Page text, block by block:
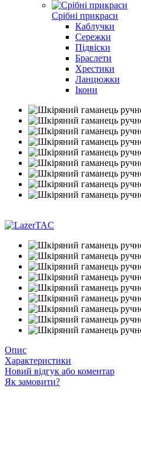
Срібні прикраси
Каблучки
Сережки
Підвіски
Браслети
Хрестики
Ланцюжки
Ікони
Опис
Характеристики
Новий відгук або коментар
Як замовити?